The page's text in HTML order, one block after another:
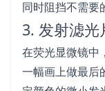
同时阻挡不需要
3. 发射滤光
在荧光显微镜中
一幅画上做最后